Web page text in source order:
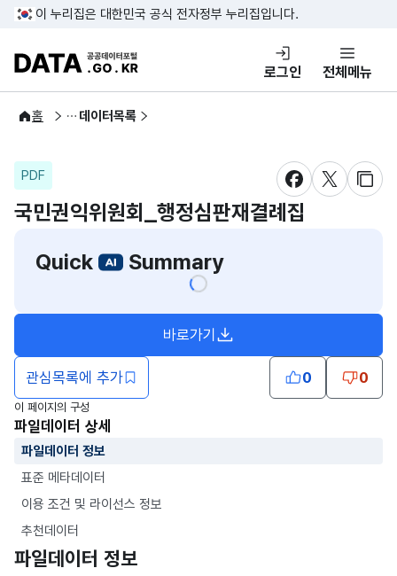
콘텐츠 바로가기
푸터 바로가기
이 누리집은 대한민국 공식 전자정부 누리집입니다.
DATA.GO.KR 공공데이터포털
로그인 전체메뉴
홈
공공데이터 데이터목록
PDF
새창 열림새창 열림
새창
국민권익위원회_행정심판재결례집
Quick
Summary
관심목록에 추가
새창열림
바로가기
0 0
이 페이지의 구성
파일데이터 상세
파일데이터 정보
표준 메타데이터
이용 조건 및 라이선스 정보
추천데이터
파일데이터 정보